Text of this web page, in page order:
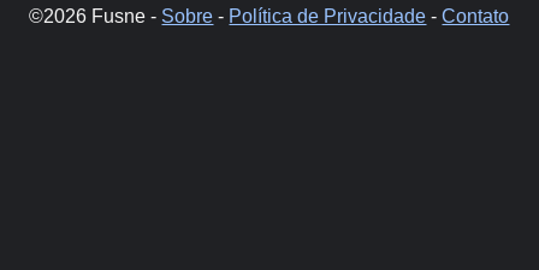
©2026 Fusne - Sobre - Política de Privacidade -Contato